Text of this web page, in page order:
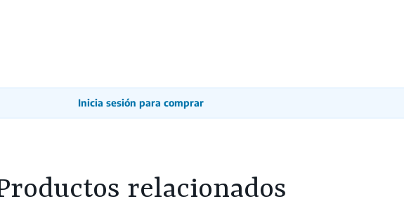
Inicia sesión para comprar
relacionados